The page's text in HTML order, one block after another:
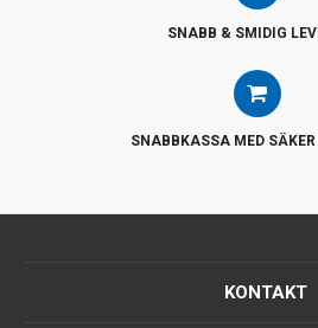
SNABB & SMIDIG
SNABBKASSA MED
KONTAKT